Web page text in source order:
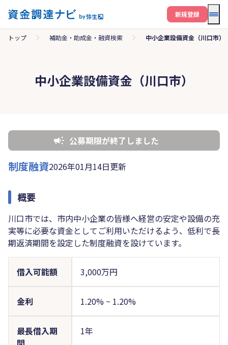
メ
新規登録
トップ 補助金・助成金・融資検索 中小企業設備資金（川口市）
中小企業設備資金（川口市）
公募期限が終了しました
制度融資2026年01月14日更新
概要
川口市では、市内中小企業の皆様へ経営の安定や設備の充
実等に必要な資金としてご利用いただけるよう、低利で長
期返済期間を設定した制度融資を設けています。
借入可能額 3,000万円
金利 1.20% ~ 1.20%
最長借入期
1年